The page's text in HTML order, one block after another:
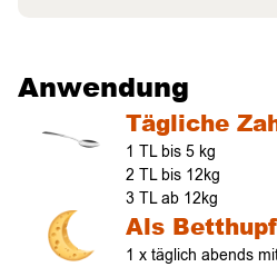
Anwendung
Tägliche
1 TL bis 5 kg
2 TL bis 12kg
3 TL ab 12kg
Als
1 x täglich abends